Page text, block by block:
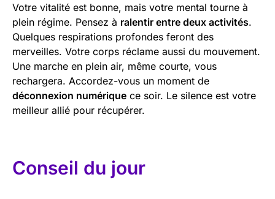
Votre vitalité est bonne, mais votre mental tourne à
plein régime. Pensez à ralentir entre deux activités.
Quelques respirations profondes feront des
merveilles. Votre corps réclame aussi du mouvement.
Une marche en plein air, même courte, vous
rechargera. Accordez-vous un moment de
déconnexion numérique ce soir. Le silence est votre
meilleur allié pour récupérer.
Conseil du jour